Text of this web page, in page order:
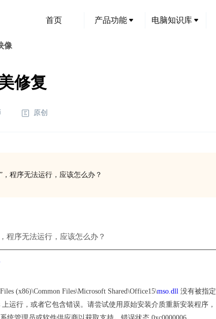
首页 产品功能 电脑知识库
像
修复
原创
，程序无法运行，应该怎么办？
程序无法运行，应该怎么办？
(x86)\Common Files\Microsoft Shared\Office15\mso.dll 没有被指定
上运行，或者它包含错误。请尝试使用原始安装介质重新安装程序，